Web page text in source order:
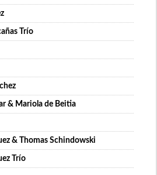
Trío
& Mariola de Beitia
& Thomas Schindowski
Trío